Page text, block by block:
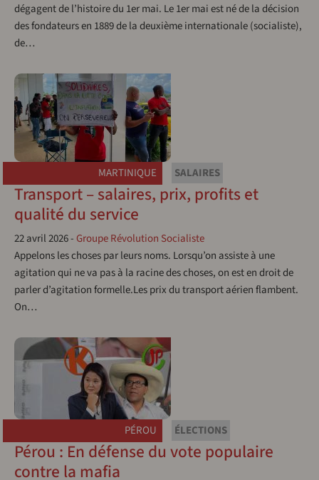
dégagent de l’histoire du 1er mai. Le 1er mai est né de la décision
des fondateurs en 1889 de la deuxième internationale (socialiste),
de…
MARTINIQUE SALAIRES
Transport – salaires, prix, profits et
qualité du service
22 avril 2026- Groupe Révolution Socialiste
Appelons les choses par leurs noms. Lorsqu’on assiste à une
agitation qui ne va pas à la racine des choses, on est en droit de
parler d’agitation formelle.Les prix du transport aérien flambent.
On…
PÉROU ÉLECTIONS
Pérou : En défense du vote populaire
contre la mafia